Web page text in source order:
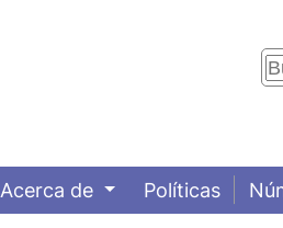
Acerca de Políticas